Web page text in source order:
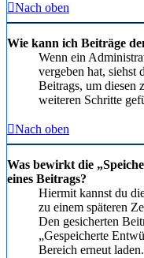
Nach oben
Wie kann ich Beiträge
Wenn ein
vergeben hat, siehst
Beitrags, um diesen
weiteren Schritte
Nach oben
Was bewirkt die
eines Beitrags?
Hiermit kannst du
zu einem späteren
Den gesicherten
„Gespeicherte
Bereich erneut laden.